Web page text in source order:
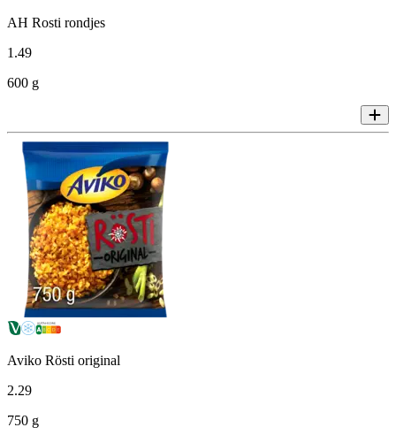
AH Rosti rondjes
1.49
600 g
Aviko Rösti original
2.29
750 g